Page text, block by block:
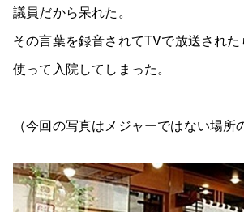
議員だから呆れた。
その言葉を録音されてTVで放送され
使って入院してしまった。
（今回の写真はメジャーではない場所